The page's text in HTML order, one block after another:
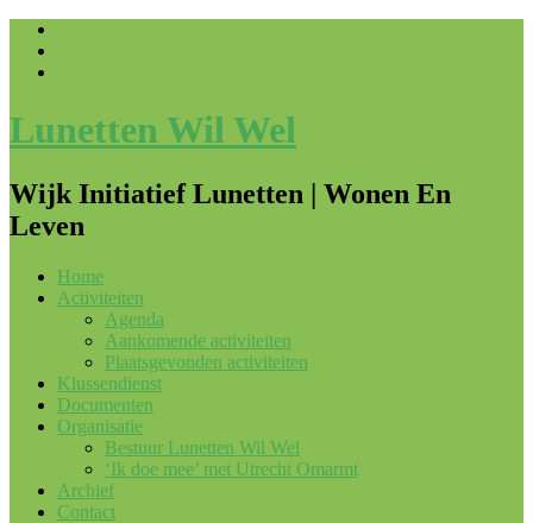
Lunetten Wil Wel
Wijk Initiatief Lunetten | Wonen En
Leven
Home
Activiteiten
Agenda
Aankomende activiteiten
Plaatsgevonden activiteiten
Klussendienst
Documenten
Organisatie
Bestuur Lunetten Wil Wel
‘Ik doe mee’ met Utrecht Omarmt
Archief
Contact